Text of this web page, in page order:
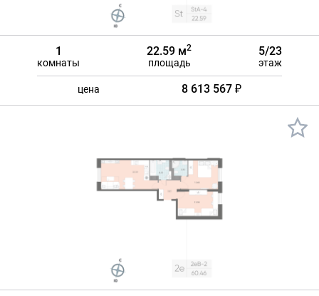
1
комнаты
22.59 м2
площадь
5/23
этаж
цена 8 613 567 ₽